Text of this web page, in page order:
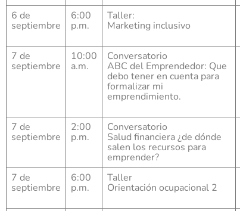
6 de
septiembre
6:00
p.m.
Taller:
Marketing inclusivo
7 de
septiembre
10:00
a.m.
Conversatorio
ABC del Emprendedor: Que
debo tener en cuenta para
formalizar mi
emprendimiento.
7 de
septiembre
2:00
p.m.
Conversatorio
Salud financiera ¿de dónde
salen los recursos para
emprender?
7 de
septiembre
6:00
p.m.
Taller
Orientación ocupacional 2